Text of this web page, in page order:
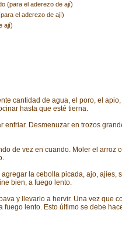
(para el aderezo de ají)
el aderezo de ají)
ají)
cantidad de agua, el poro, el
hasta que esté tierna.
enfriar. Desmenuzar en trozos
de vez en cuando. Moler el arroz
la cebolla picada, ajo, ajíes,
bien, a fuego lento.
y llevarlo a hervir. Una vez que
fuego lento. Esto último se debe